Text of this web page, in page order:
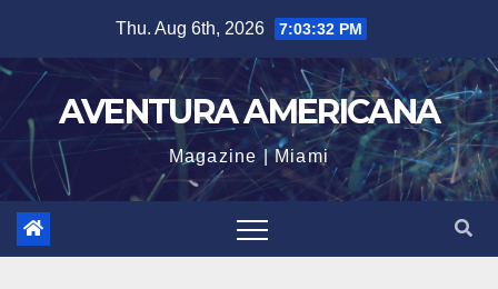
content
Thu. Aug 6th, 2026 7:03:33 PM
AVENTURA AMERICANA
Magazine | Miami